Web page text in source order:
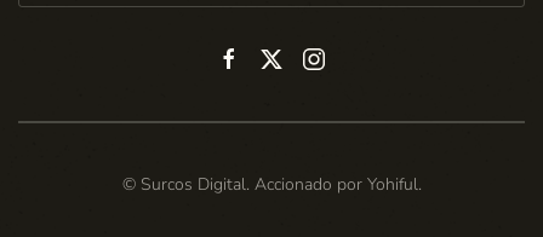
© Surcos Digital. Accionado por Yohiful.